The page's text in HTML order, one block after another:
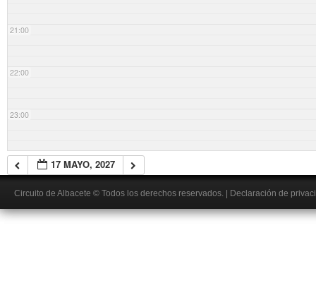
21:00
22:00
23:00
17 MAYO, 2027
Circuito de Albacete © Todos los derechos reservados. Declaración de